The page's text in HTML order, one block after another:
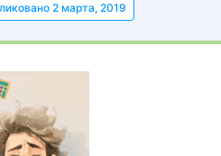
2 марта, 2019